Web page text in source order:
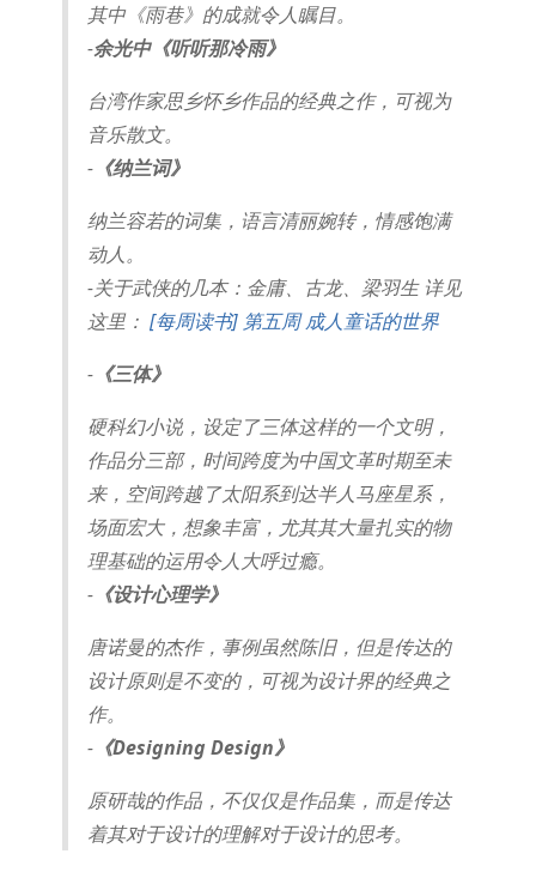
其中《雨巷》的成就令人瞩目。
-余光中《听听那冷雨》
台湾作家思乡怀乡作品的经典之作，可视为
音乐散文。
- 《纳兰词》
纳兰容若的词集，语言清丽婉转，情感饱满
动人。
-关于武侠的几本：金庸、古龙、梁羽生 详见
这里： [每周读书] 第五周 成人童话的世界
- 《三体》
硬科幻小说，设定了三体这样的一个文明，
作品分三部，时间跨度为中国文革时期至未
来，空间跨越了太阳系到达半人马座星系，
场面宏大，想象丰富，尤其其大量扎实的物
理基础的运用令人大呼过瘾。
- 《设计心理学》
唐诺曼的杰作，事例虽然陈旧，但是传达的
设计原则是不变的，可视为设计界的经典之
作。
- 《Designing Design》
原研哉的作品，不仅仅是作品集，而是传达
着其对于设计的理解对于设计的思考。